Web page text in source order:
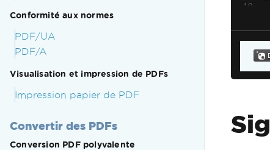
Conformité aux normes
PDF/UA
PDF/A
Visualisation et impression de PDFs
Impression papier de PDF
Convertir des PDFs
Conversion PDF polyvalente